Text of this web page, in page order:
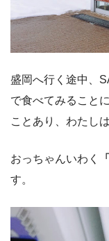
盛岡へ行く途中、
で食べてみること
ことあり、わたし
おっちゃんいわく
す。